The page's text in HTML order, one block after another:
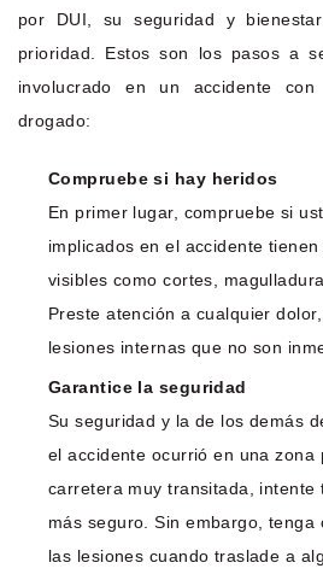
por DUI, su seguridad y
prioridad. Estos son los pasos a
involucrado en un accidente
drogado:
Compruebe si hay heridos
En primer lugar, compruebe si
implicados en el accidente
visibles como cortes,
Preste atención a cualquier
lesiones internas que no son
Garantice la seguridad
Su seguridad y la de los demás
el accidente ocurrió en una zona
carretera muy transitada, intente
más seguro. Sin embargo,
las lesiones cuando traslade a